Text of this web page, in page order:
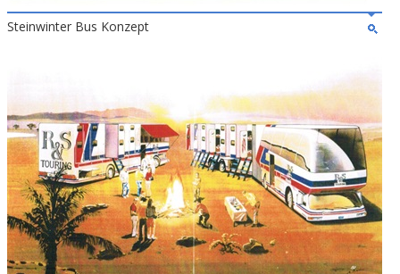
Steinwinter Bus Konzept